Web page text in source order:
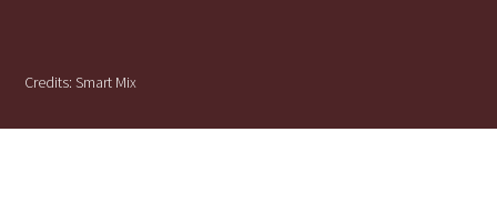
Credits:Smart Mix